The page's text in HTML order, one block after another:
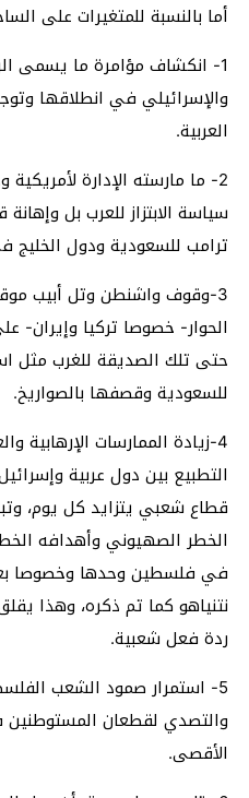
أما بالنسبة للمتغيرات على
1- انكشاف مؤامرة ما يسمى
والإسرائيلي في انطلاقها
العربية.
2- ما مارسته الإدارة
سياسة الابتزاز للعرب بل
ترامب للسعودية ودول الخليج في
3-وقوف واشنطن وتل أبيب
الحوار- خصوصا تركيا وإيران-
حتى تلك الصديقة للغرب مثل
للسعودية وقصفها بالصواريخ.
4-زيادة الممارسات الإرهابية
التطبيع بين دول عربية
قطاع شعبي يتزايد كل يوم،
الخطر الصهيوني وأهدافه
في فلسطين وحدها وخصوصا
نتنياهو كما تم ذكره، وهذا
ردة فعل شعبية.
5- استمرار صمود الشعب
والتصدي لقطعان
الأقصى.